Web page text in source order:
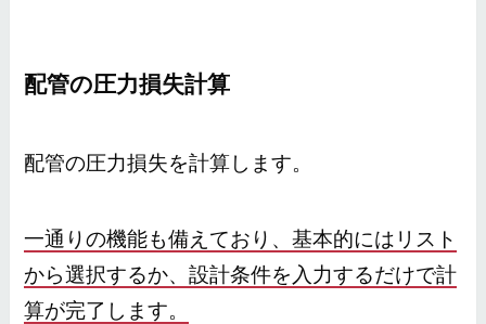
配管の圧力損失計算
配管の圧力損失を計算します。
一通りの機能も備えており、基本的にはリスト
から選択するか、設計条件を入力するだけで計
算が完了します。